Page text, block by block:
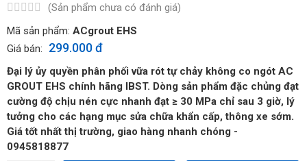
(Sản phẩm chưa có đánh giá)
Mã sản phẩm: ACgrout EHS
Giá bán:
299.000 đ
Đại lý ủy quyền phân phối vữa rót tự chảy không co ngót AC
GROUT EHS chính hãng IBST. Dòng sản phẩm đặc chủng đạt
cường độ chịu nén cực nhanh đạt ≥ 30 MPa chỉ sau 3 giờ, lý
tưởng cho các hạng mục sửa chữa khẩn cấp, thông xe sớm.
Giá tốt nhất thị trường, giao hàng nhanh chóng -
0945818877